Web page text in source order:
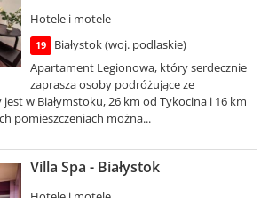
Hotele i motele
19
Białystok (woj. podlaskie)
Apartament Legionowa, który serdecznie
zaprasza osoby podróżujące ze
w Białymstoku, 26 km od Tykocina i 16 km
pomieszczeniach można...
Villa Spa - Białystok